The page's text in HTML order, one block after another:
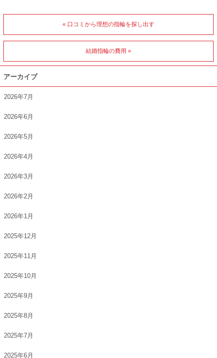
« 口コミから理想の指輪を探し出す
結婚指輪の費用 »
アーカイブ
2026年7月
2026年6月
2026年5月
2026年4月
2026年3月
2026年2月
2026年1月
2025年12月
2025年11月
2025年10月
2025年9月
2025年8月
2025年7月
2025年6月